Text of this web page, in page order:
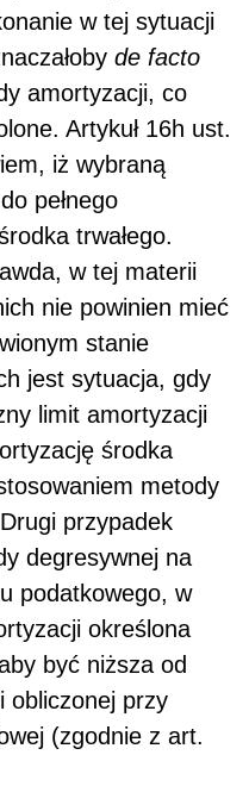
w tej sytuacji
de facto
amortyzacji, co
Artykuł 16h ust.
iż wybraną
pełnego
trwałego.
w tej materii
nie powinien mieć
stanie
jest sytuacja, gdy
limit amortyzacji
środka
metody
przypadek
degresywnej na
podatkowego, w
określona
być niższa od
obliczonej przy
(zgodnie z art.